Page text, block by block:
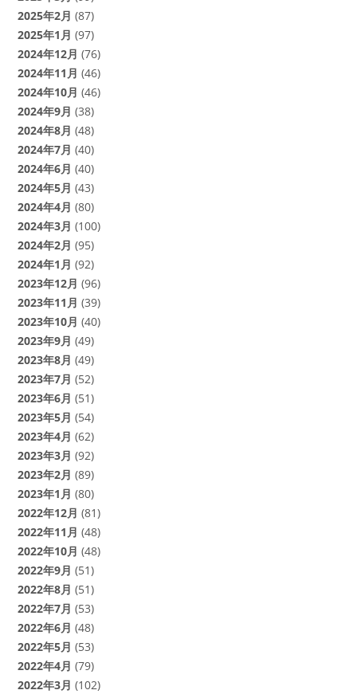
2025年2月 (87)
2025年1月 (97)
2024年12月 (76)
2024年11月 (46)
2024年10月 (46)
2024年9月 (38)
2024年8月 (48)
2024年7月 (40)
2024年6月 (40)
2024年5月 (43)
2024年4月 (80)
2024年3月 (100)
2024年2月 (95)
2024年1月 (92)
2023年12月 (96)
2023年11月 (39)
2023年10月 (40)
2023年9月 (49)
2023年8月 (49)
2023年7月 (52)
2023年6月 (51)
2023年5月 (54)
2023年4月 (62)
2023年3月 (92)
2023年2月 (89)
2023年1月 (80)
2022年12月 (81)
2022年11月 (48)
2022年10月 (48)
2022年9月 (51)
2022年8月 (51)
2022年7月 (53)
2022年6月 (48)
2022年5月 (53)
2022年4月 (79)
2022年3月 (102)